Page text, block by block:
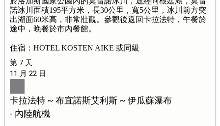
諾冰川面積195平方米，長30公里，寬5公里，冰川前方突
出湖面60米高，非常壯觀。參觀後返回卡拉法特，午餐於
途中，晚餐於市內餐館。
住宿：HOTEL KOSTEN AIKE 或同級
第 7 天
11 月 22 日
卡拉法特 ~ 布宜諾斯艾利斯 ~ 伊瓜蘇瀑布
- 內陸航機